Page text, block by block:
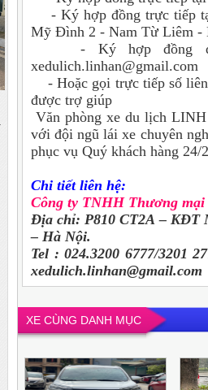
- Ký hợp đồng trực tiếp
Mỹ Đình 2 - Nam Từ Liêm -
- Ký hợp đồng qua
xedulich.linhan@gmail.com
- Hoặc gọi trực tiếp số liên
được trợ giúp
Văn phòng xe du lịch
với đội ngũ lái xe chuyên
phục vụ Quý khách hàng 24/
Chi tiết liên hệ:
Công ty TNHH Thương
Địa chỉ: P810 CT2A – KĐT
– Hà Nội.
Tel : 024.3200 6777/3201
xedulich.linhan@gmail.com
XE CÙNG DANH MỤC